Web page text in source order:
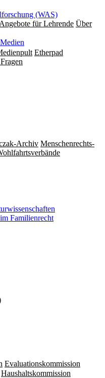
(WAS)
Angebote für Lehrende Über
Etherpad
Archiv Men­schen­rechts­
Familienrecht
Evaluationskommission
Haushaltskommission